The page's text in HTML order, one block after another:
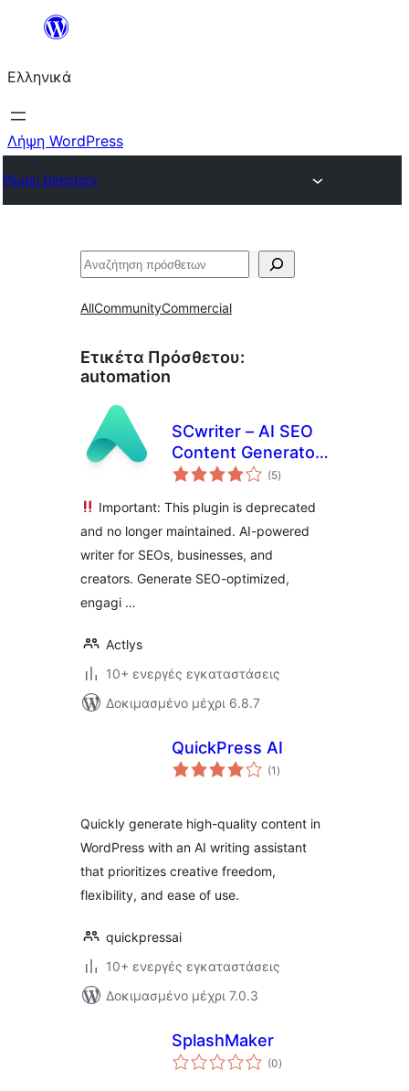
Μετάβαση
περιεχόμενο
Ελληνικά
Λήψη WordPress
Plugin Directory
Αναζήτηση
AllCommunityCommercial
Ετικέτα Πρόσθετου:
automation
SCwriter – AI SEO
Content Generator
& Blog Writer(5αξιολογήσεις
σύνολο
)
Important: This plugin is deprecated
and no longer maintained. AI-powered
writer for SEOs, businesses, and
creators. Generate SEO-optimized,
engagi …
Actlys
10+ ενεργές εγκαταστάσεις
Δοκιμασμένο μέχρι 6.8.7
QuickPress AI
(1 αξιολογήσεις
σύνολο
)
Quickly generate high-quality content in
WordPress with an AI writing assistant
that prioritizes creative freedom,
flexibility, and ease of use.
quickpressai
10+ ενεργές εγκαταστάσεις
Δοκιμασμένο μέχρι 7.0.3
SplashMaker
(0αξιολογήσεις
σύνολο
)